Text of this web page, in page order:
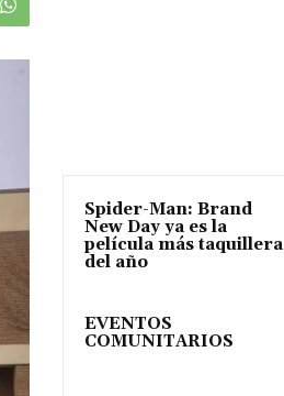
Spider-Man: Brand
New Day ya es la
película más taquillera
del año
EVENTOS
COMUNITARIOS